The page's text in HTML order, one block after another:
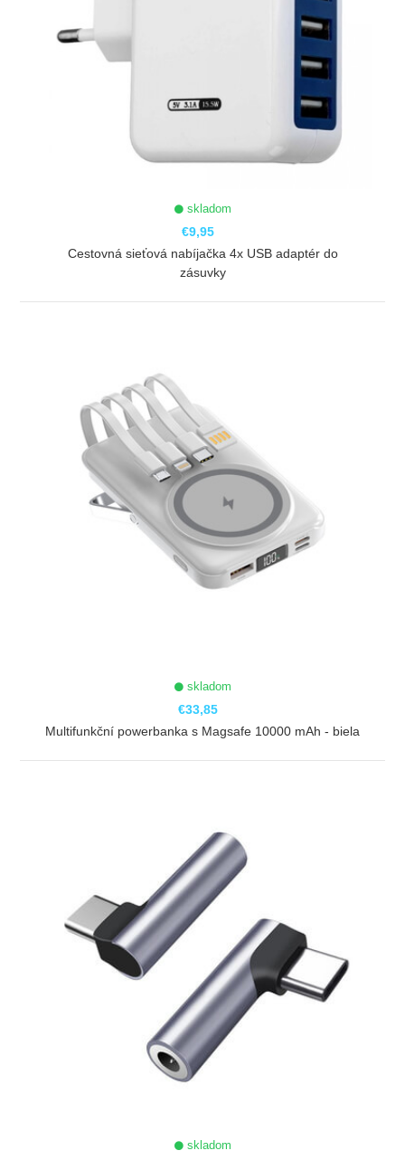
skladom
€9,95
Cestovná sieťová nabíjačka 4x USB adaptér do
zásuvky
skladom
€33,85
Multifunkční powerbanka s Magsafe 10000 mAh - biela
skladom